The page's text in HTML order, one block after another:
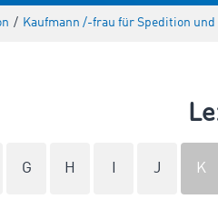
/ Kaufmann /-frau für Spedition
G H J K